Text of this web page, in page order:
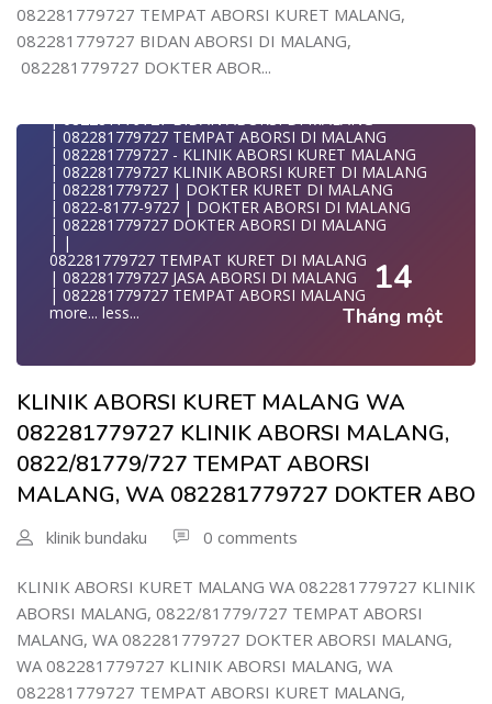
082281779727 TEMPAT ABORSI KURET MALANG,
082281779727 BIDAN ABORSI DI MALANG,
082281779727 DOKTER ABOR...
| WA 082281779727| | BIDAN PRAKTEK MALANG
| | TEMPAT ABORSI DI MALANG
| | 0822-8177-9727 KLINIK ABORSI DI MALANG
| 082281779727 TEMPAT ABORSI DI MALANG
| 082281779727 - KLINIK ABORSI KURET MALANG
| 082281779727 KLINIK ABORSI KURET DI MALANG
| 082281779727 | DOKTER KURET DI MALANG
| 0822-8177-9727 | DOKTER ABORSI DI MALANG
| 082281779727 DOKTER ABORSI DI MALANG
| |
082281779727 TEMPAT KURET DI MALANG
| 082281779727 JASA ABORSI DI MALANG
| 082281779727 TEMPAT ABORSI MALANG
more... less...
14
Tháng một
KLINIK ABORSI KURET MALANG WA
082281779727 KLINIK ABORSI MALANG,
0822/81779/727 TEMPAT ABORSI
MALANG, WA 082281779727 DOKTER ABO
klinik bundaku 0 comments
KLINIK ABORSI KURET MALANG WA 082281779727 KLINIK
ABORSI MALANG, 0822/81779/727 TEMPAT ABORSI
MALANG, WA 082281779727 DOKTER ABORSI MALANG,
WA 082281779727 KLINIK ABORSI MALANG, WA
082281779727 TEMPAT ABORSI KURET MALANG,